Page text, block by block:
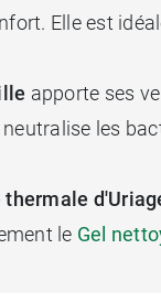
Elle est
apporte ses
les
le Gel